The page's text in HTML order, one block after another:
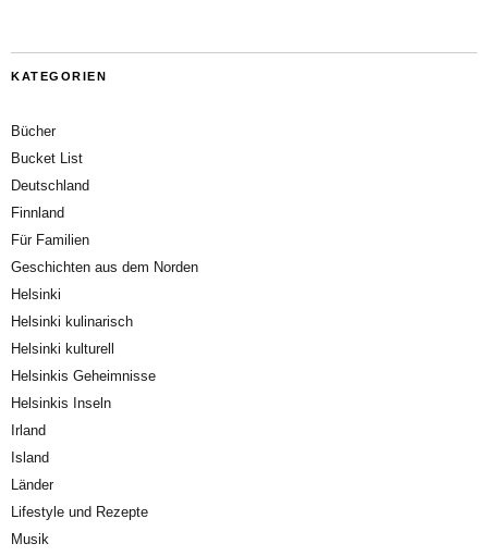
KATEGORIEN
Bücher
Bucket List
Deutschland
Finnland
Für Familien
Geschichten aus dem Norden
Helsinki
Helsinki kulinarisch
Helsinki kulturell
Helsinkis Geheimnisse
Helsinkis Inseln
Irland
Island
Länder
Lifestyle und Rezepte
Musik